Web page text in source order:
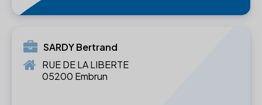
SARDY Bertrand
RUE DE LA LIBERTE
05200 Embrun